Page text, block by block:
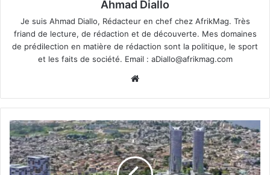
Ahmad Diallo
Je suis Ahmad Diallo, Rédacteur en chef chez AfrikMag. Très
friand de lecture, de rédaction et de découverte. Mes domaines
de prédilection en matière de rédaction sont la politique, le sport
et les faits de société. Email : aDiallo@afrikmag.com